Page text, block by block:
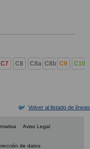
C7 C8 C8a C8b C9 C10
Volver al listado de líneas
Aviso Legal
de datos